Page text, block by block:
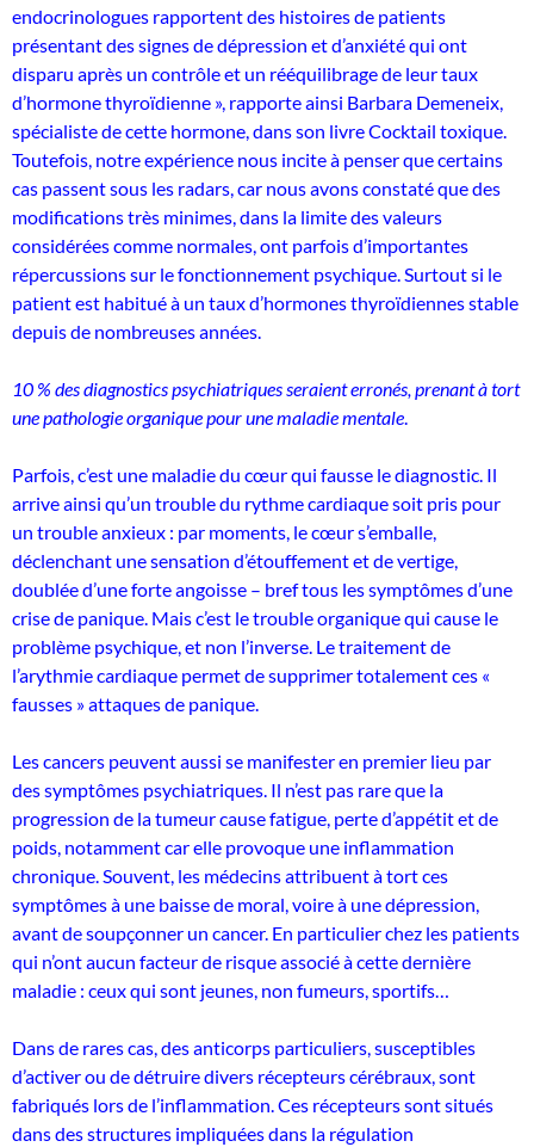
endocrinologues rapportent des histoires de patients
présentant des signes de dépression et d’anxiété qui ont
disparu après un contrôle et un rééquilibrage de leur taux
d’hormone thyroïdienne », rapporte ainsi Barbara Demeneix,
spécialiste de cette hormone, dans son livre Cocktail toxique.
Toutefois, notre expérience nous incite à penser que certains
cas passent sous les radars, car nous avons constaté que des
modifications très minimes, dans la limite des valeurs
considérées comme normales, ont parfois d’importantes
répercussions sur le fonctionnement psychique. Surtout si le
patient est habitué à un taux d’hormones thyroïdiennes stable
depuis de nombreuses années.
10 % des diagnostics psychiatriques seraient erronés, prenant à tort
une pathologie organique pour une maladie mentale
Parfois, c’est une maladie du cœur qui fausse le diagnostic. Il
arrive ainsi qu’un trouble du rythme cardiaque soit pris pour
un trouble anxieux : par moments, le cœur s’emballe,
déclenchant une sensation d’étouffement et de vertige,
doublée d’une forte angoisse ­– bref tous les symptômes d’une
crise de panique. Mais c’est le trouble organique qui cause le
problème psychique, et non l’inverse. Le traitement de
l’arythmie cardiaque permet de supprimer totalement ces «
fausses » attaques de panique.
Les cancers peuvent aussi se manifester en premier lieu par
des symptômes psychiatriques. Il n’est pas rare que la
progression de la tumeur cause fatigue, perte d’appétit et de
poids, notamment car elle provoque une inflammation
chronique. Souvent, les médecins attribuent à tort ces
symptômes à une baisse de moral, voire à une dépression,
avant de soupçonner un cancer. En particulier chez les patients
qui n’ont aucun facteur de risque associé à cette dernière
maladie : ceux qui sont jeunes, non fumeurs, sportifs…
Dans de rares cas, des anticorps particuliers, susceptibles
d’activer ou de détruire divers récepteurs cérébraux, sont
fabriqués lors de l’inflammation. Ces récepteurs sont situés
dans des structures impliquées dans la régulation